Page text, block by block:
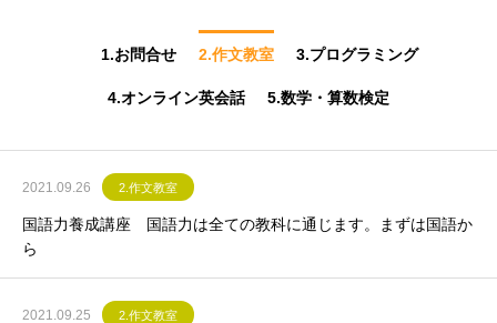
1.お問合せ 2.作文教室 3.プログラミング
4.オンライン英会話 5.数学・算数検定
2021.09.26 2.作文教室
国語力養成講座 国語力は全ての教科に通じます。まずは国語か
ら
2021.09.25 2.作文教室